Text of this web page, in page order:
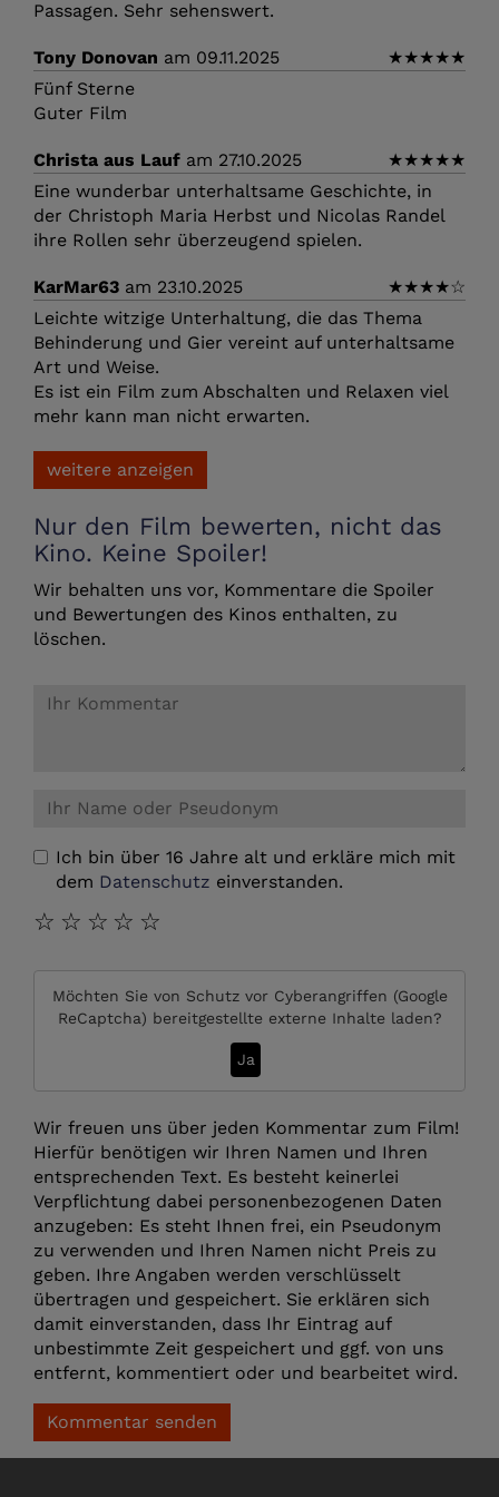
Passagen. Sehr sehenswert.
Tony Donovan am 09.11.2025 ★★★★★
Fünf Sterne
Guter Film
Christa aus Lauf am 27.10.2025 ★★★★★
Eine wunderbar unterhaltsame Geschichte, in
der Christoph Maria Herbst und Nicolas Randel
ihre Rollen sehr überzeugend spielen.
KarMar63 am 23.10.2025 ★★★★☆
Leichte witzige Unterhaltung, die das Thema
Behinderung und Gier vereint auf unterhaltsame
Art und Weise.
Es ist ein Film zum Abschalten und Relaxen viel
mehr kann man nicht erwarten.
weitere anzeigen
Nur den Film bewerten, nicht das
Kino. Keine Spoiler!
Wir behalten uns vor, Kommentare die Spoiler
und Bewertungen des Kinos enthalten, zu
löschen.
Ich bin über 16 Jahre alt und erkläre mich mit
dem Datenschutz einverstanden.
☆
☆
☆
☆
☆
Möchten Sie von Schutz vor Cyberangriffen (Google
ReCaptcha) bereitgestellte externe Inhalte laden?
Ja
Wir freuen uns über jeden Kommentar zum Film!
Hierfür benötigen wir Ihren Namen und Ihren
entsprechenden Text. Es besteht keinerlei
Verpflichtung dabei personenbezogenen Daten
anzugeben: Es steht Ihnen frei, ein Pseudonym
zu verwenden und Ihren Namen nicht Preis zu
geben. Ihre Angaben werden verschlüsselt
übertragen und gespeichert. Sie erklären sich
damit einverstanden, dass Ihr Eintrag auf
unbestimmte Zeit gespeichert und ggf. von uns
entfernt, kommentiert oder und bearbeitet wird.
Kommentar senden